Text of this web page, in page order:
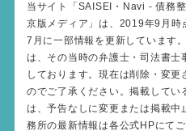
当サイト「SAISEI・Navi - 債務
京版メディア」は、2019年9月
7月に一部情報を更新しています
は、その当時の弁護士・司法書
しております。現在は削除・変
のでご了承ください。掲載して
は、予告なしに変更または掲載
務所の最新情報は各公式HPにてご